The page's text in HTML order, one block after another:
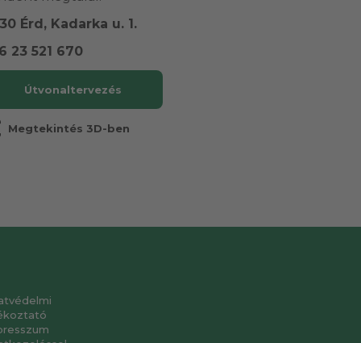
Érd, Kadarka u. 1.
23 521 670
Útvonaltervezés
Megtekintés 3D-ben